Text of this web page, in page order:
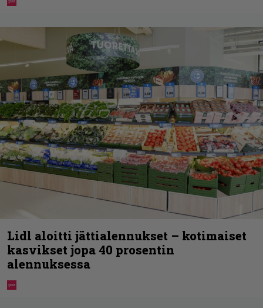
Lidl aloitti jättialennukset – kotimaiset
kasvikset jopa 40 prosentin
alennuksessa